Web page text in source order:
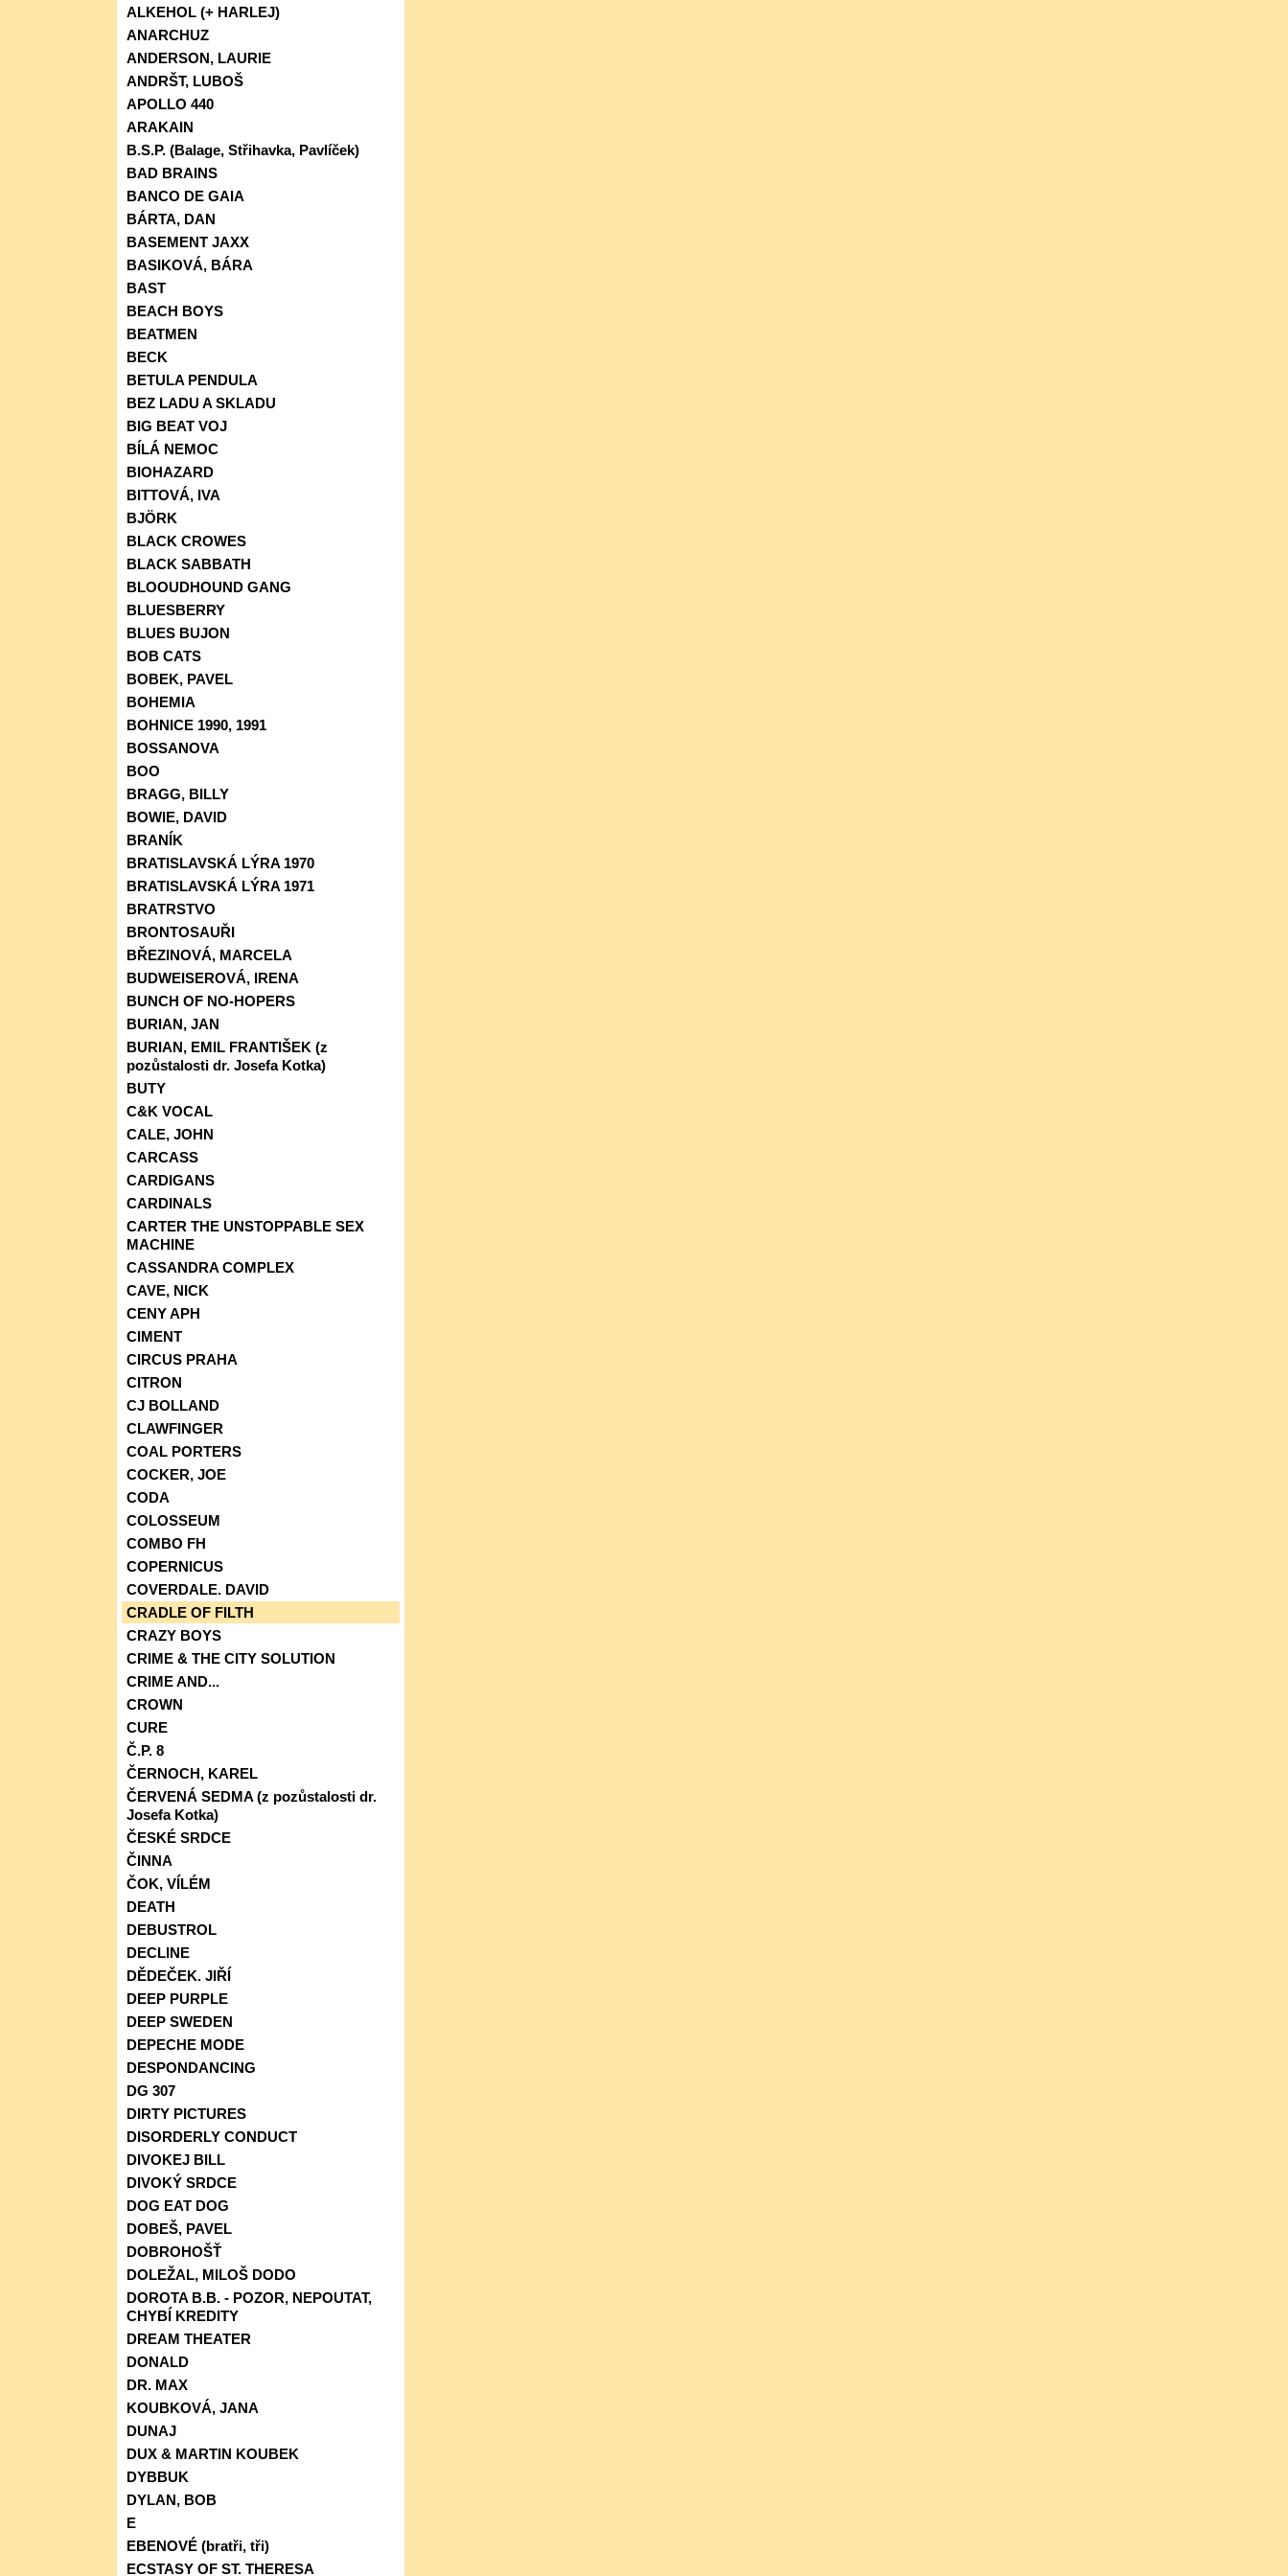
ALKEHOL (+ HARLEJ)
ANARCHUZ
ANDERSON, LAURIE
ANDRŠT, LUBOŠ
APOLLO 440
ARAKAIN
B.S.P. (Balage, Střihavka, Pavlíček)
BAD BRAINS
BANCO DE GAIA
BÁRTA, DAN
BASEMENT JAXX
BASIKOVÁ, BÁRA
BAST
BEACH BOYS
BEATMEN
BECK
BETULA PENDULA
BEZ LADU A SKLADU
BIG BEAT VOJ
BÍLÁ NEMOC
BIOHAZARD
BITTOVÁ, IVA
BJÖRK
BLACK CROWES
BLACK SABBATH
BLOOUDHOUND GANG
BLUESBERRY
BLUES BUJON
BOB CATS
BOBEK, PAVEL
BOHEMIA
BOHNICE 1990, 1991
BOSSANOVA
BOO
BRAGG, BILLY
BOWIE, DAVID
BRANÍK
BRATISLAVSKÁ LÝRA 1970
BRATISLAVSKÁ LÝRA 1971
BRATRSTVO
BRONTOSAUŘI
BŘEZINOVÁ, MARCELA
BUDWEISEROVÁ, IRENA
BUNCH OF NO-HOPERS
BURIAN, JAN
BURIAN, EMIL FRANTIŠEK (z
pozůstalosti dr. Josefa Kotka)
BUTY
C&K VOCAL
CALE, JOHN
CARCASS
CARDIGANS
CARDINALS
CARTER THE UNSTOPPABLE SEX
MACHINE
CASSANDRA COMPLEX
CAVE, NICK
CENY APH
CIMENT
CIRCUS PRAHA
CITRON
CJ BOLLAND
CLAWFINGER
COAL PORTERS
COCKER, JOE
CODA
COLOSSEUM
COMBO FH
COPERNICUS
COVERDALE. DAVID
CRADLE OF FILTH
CRAZY BOYS
CRIME & THE CITY SOLUTION
CRIME AND...
CROWN
CURE
Č.P. 8
ČERNOCH, KAREL
ČERVENÁ SEDMA (z pozůstalosti dr.
Josefa Kotka)
ČESKÉ SRDCE
ČINNA
ČOK, VÍLÉM
DEATH
DEBUSTROL
DECLINE
DĚDEČEK. JIŘÍ
DEEP PURPLE
DEEP SWEDEN
DEPECHE MODE
DESPONDANCING
DG 307
DIRTY PICTURES
DISORDERLY CONDUCT
DIVOKEJ BILL
DIVOKÝ SRDCE
DOG EAT DOG
DOBEŠ, PAVEL
DOBROHOŠŤ
DOLEŽAL, MILOŠ DODO
DOROTA B.B. - POZOR, NEPOUTAT,
CHYBÍ KREDITY
DREAM THEATER
DONALD
DR. MAX
KOUBKOVÁ, JANA
DUNAJ
DUX & MARTIN KOUBEK
DYBBUK
DYLAN, BOB
E
EBENOVÉ (bratři, tři)
ECSTASY OF ST. THERESA